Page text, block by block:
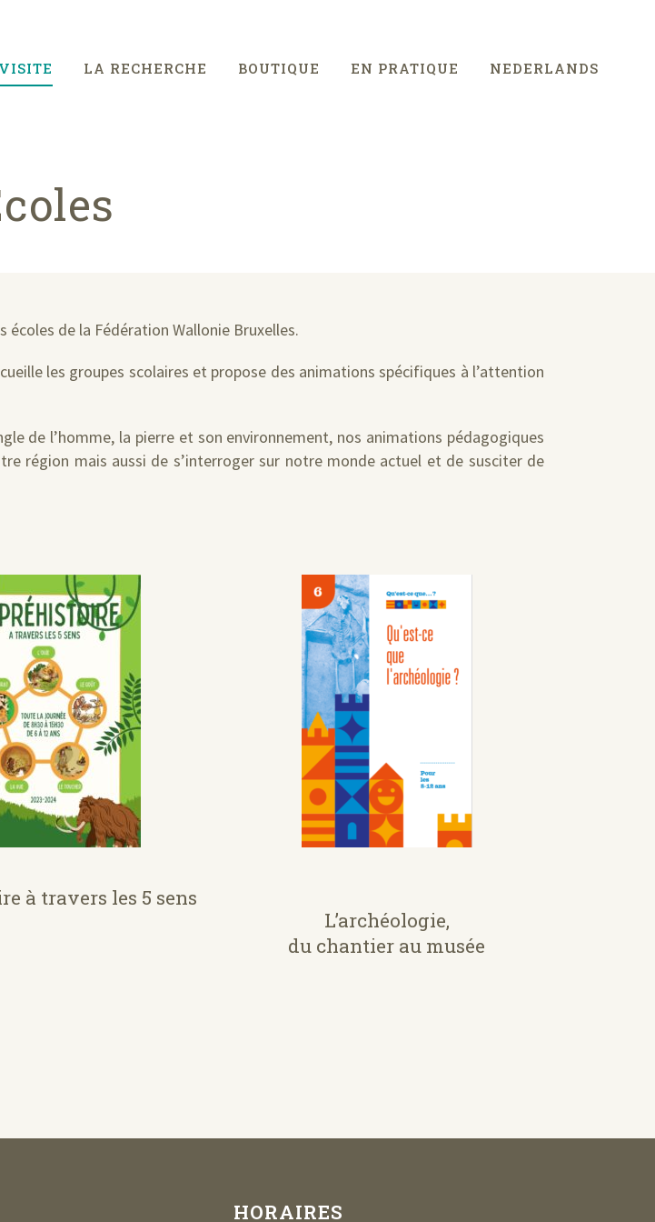
VISITE LA RECHERCHE BOUTIQUE EN PRATIQUE NEDERLANDS
écoles de la Fédération Wallonie Bruxelles.
les groupes scolaires et propose des animations spécifiques à l’attention
de l’homme, la pierre et son environnement, nos animations pédagogiques
région mais aussi de s’interroger sur notre monde actuel et de susciter de
à travers les 5 sens
L’archéologie,
du chantier au musée
HORAIRES